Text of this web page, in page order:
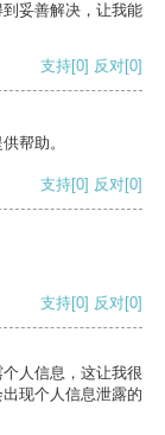
妥善解决，让我能
支持[0] 反对[0]
帮助。
支持[0] 反对[0]
支持[0] 反对[0]
人信息，这让我很
现个人信息泄露的